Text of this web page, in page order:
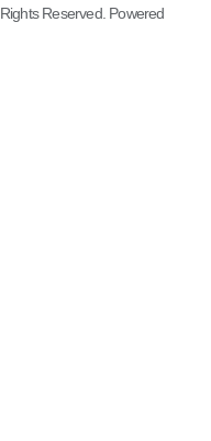
Reserved. Powered